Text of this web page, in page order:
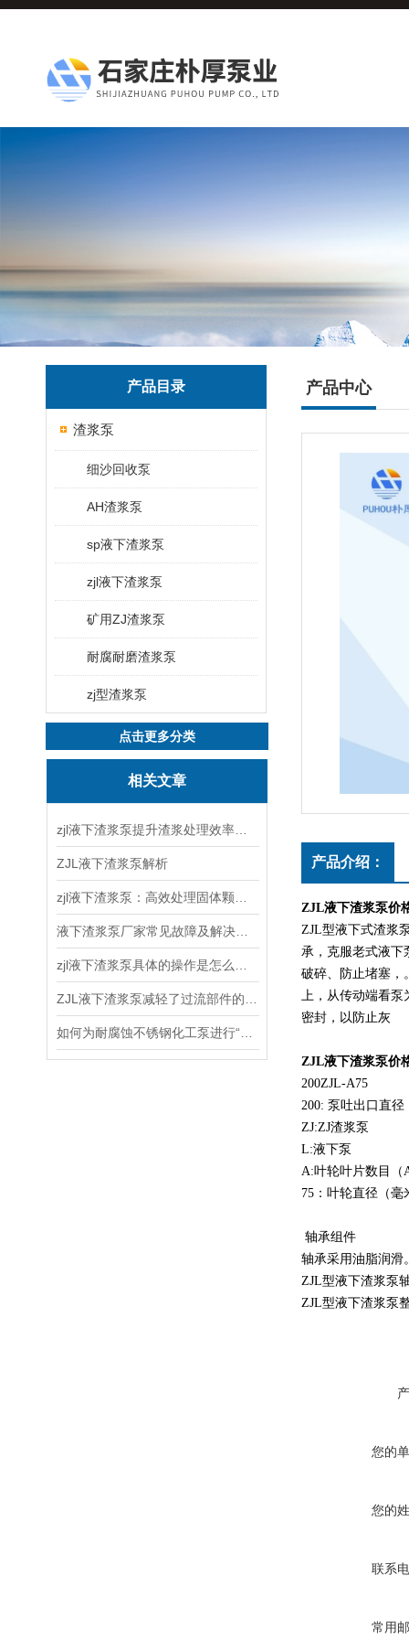
产品目录
渣浆泵
细沙回收泵
AH渣浆泵
sp液下渣浆泵
zjl液下渣浆泵
矿用ZJ渣浆泵
耐腐耐磨渣浆泵
zj型渣浆泵
点击更多分类
相关文章
ZJL液下渣浆泵解析
产品中心
产品介绍：
ZJL液下渣浆泵价
ZJL型液下式渣浆
承，克服老式液下
破碎、防止堵塞，
上，从传动端看泵
密封，以防止灰
ZJL液下渣浆泵价
200ZJL-A75
200: 泵吐出口直径
ZJ:ZJ渣浆泵
L:液下泵
A:叶轮叶片数目（
75：叶轮直径（毫
轴承组件
轴承采用油脂润滑
ZJL型液下渣浆泵
ZJL型液下渣浆泵
您的
您的
联系
常用